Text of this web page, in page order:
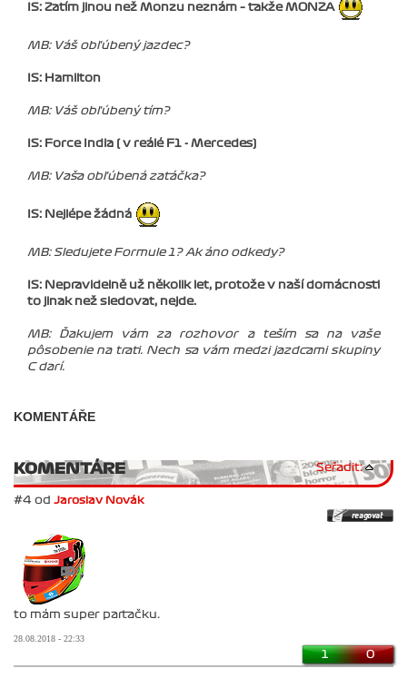
IS: Zatím jinou než Monzu neznám – takže MONZA
MB: Váš obľúbený jazdec?
IS: Hamilton
MB: Váš obľúbený tím?
IS: Force India ( v reálé F1 - Mercedes)
MB: Vaša obľúbená zatáčka?
IS: Nejlépe žádná
MB: Sledujete Formule 1? Ak áno odkedy?
IS: Nepravidelně už několik let, protože v naší domácnosti
to jinak než sledovat, nejde.
MB: Ďakujem vám za rozhovor a teším sa na vaše
pôsobenie na trati. Nech sa vám medzi jazdcami skupiny
C darí.
KOMENTÁŘE
KOMENTÁRE Seřadit:
#4 od Jaroslav Novák
to mám super parťačku.
28.08.2018 - 22:33
1 0